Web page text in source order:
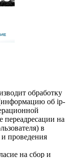
обработку
об ip-
переадресации на
в
проведения
на сбор и